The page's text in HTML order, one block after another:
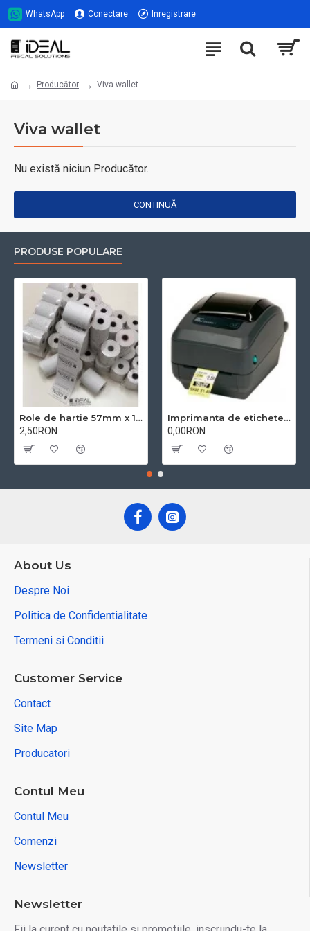
WhatsApp Conectare Inregistrare
Producător Viva wallet
Viva wallet
Nu există niciun Producător.
CONTINUĂ
PRODUSE POPULARE
Role de hartie 57mm x 18m BPA free
2,50RON
Imprimanta de etichete Zebra GK420T
0,00RON
About Us
Despre Noi
Politica de Confidentialitate
Termeni si Conditii
Customer Service
Contact
Site Map
Producatori
Contul Meu
Contul Meu
Comenzi
Newsletter
Newsletter